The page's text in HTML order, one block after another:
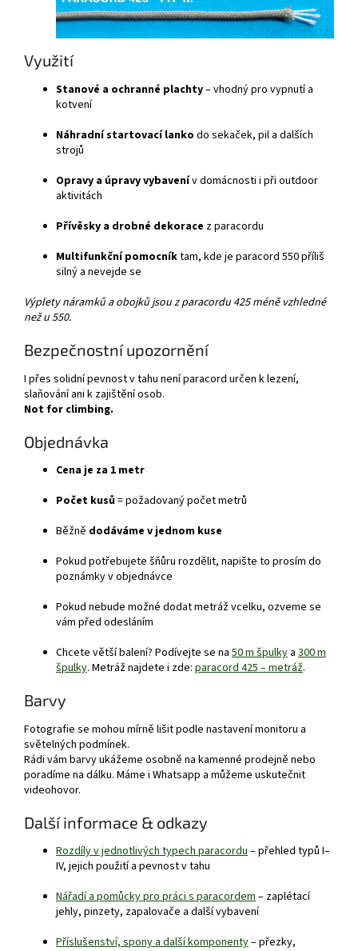
Využití
Stanové a ochranné plachty– vhodný pro vypnutí a
kotvení
Náhradní startovací lanko do sekaček, pil a dalších
strojů
Opravy a úpravy vybavenív domácnosti i při outdoor
aktivitách
Přívěsky a drobné dekorace z paracordu
Multifunkční pomocníktam, kde je paracord 550 příliš
silný a nevejde se
Výplety náramků a obojků jsou z paracordu 425 méně vzhledné
než u 550.
Bezpečnostní upozornění
I přes solidní pevnost v tahu není paracord určen k lezení,
slaňování ani k zajištění osob.
Not for climbing.
Objednávka
Cena je za 1 metr
Počet kusů= požadovaný počet metrů
Běžně dodáváme v jednom kuse
Pokud potřebujete šňůru rozdělit, napište to prosím do
poznámky v objednávce
Pokud nebude možné dodat metráž vcelku, ozveme se
vám před odesláním
Chcete větší balení? Podívejte se na 50 m špulky a 300 m
špulky. Metráž najdete i zde: paracord 425 – metráž.
Barvy
Fotografie se mohou mírně lišit podle nastavení monitoru a
světelných podmínek.
Rádi vám barvy ukážeme osobně na kamenné prodejně nebo
poradíme na dálku. Máme i Whatsapp a můžeme uskutečnit
videohovor.
Další informace & odkazy
Rozdíly v jednotlivých typech paracordu– přehled typů I–
IV, jejich použití a pevnost v tahu
Nářadí a pomůcky pro práci s paracordem– zaplétací
jehly, pinzety, zapalovače a další vybavení
Příslušenství, spony a další komponenty– přezky,